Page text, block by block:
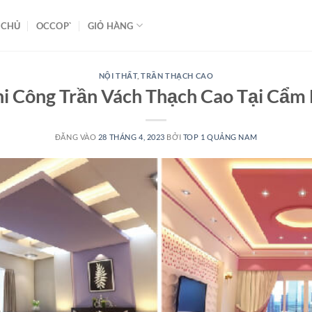
OCCOP` GIỎ HÀNG
NỘI THẤT,TRẦN THẠCH CAO
Công Trần Vách Thạch Cao Tại Cẩm
ĐĂNG VÀO 28 THÁNG 4, 2023 BỞI TOP 1 QUẢNG NAM